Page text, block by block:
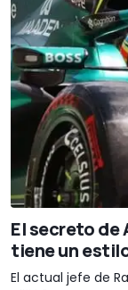
El secreto de
tiene un
El actual jefe de